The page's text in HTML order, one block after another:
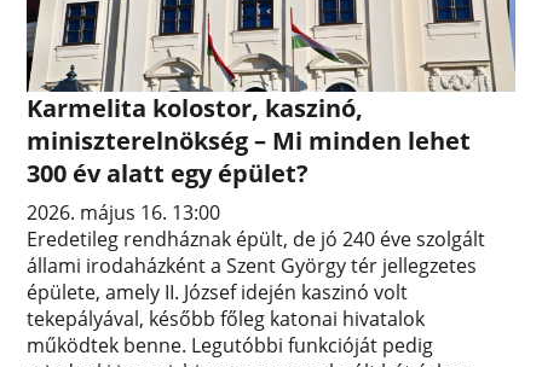
Karmelita kolostor, kaszinó,
miniszterelnökség – Mi minden lehet
300 év alatt egy épület?
2026. május 16. 13:00
Eredetileg rendháznak épült, de jó 240 éve szolgált
állami irodaházként a Szent György tér jellegzetes
épülete, amely II. József idején kaszinó volt
tekepályával, később főleg katonai hivatalok
működtek benne. Legutóbbi funkcióját pedig